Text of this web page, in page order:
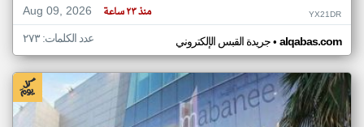
Aug 09, 2026
منذ ٢٣ ساعة YX21DR
جريدة القبس الإلكتروني• alqabas.com عدد الكلمات: ٢٧٣